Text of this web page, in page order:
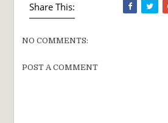
Share This:
NO COMMENTS:
POST A COMMENT